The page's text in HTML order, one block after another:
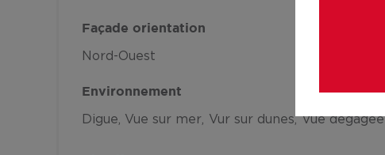
Façade orientation
Nord-Ouest
Environnement
Digue Vue sur mer Vur sur dunes Vue dégagée